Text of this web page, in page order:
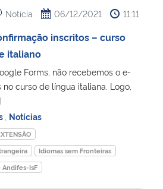
Notícia 06/12/2021 11:11
inscritos – curso
italiano
Forms, não recebemos o e-
curso de língua italiana. Logo,
Notícias
Idiomas sem Fronteiras
Andifes-IsF